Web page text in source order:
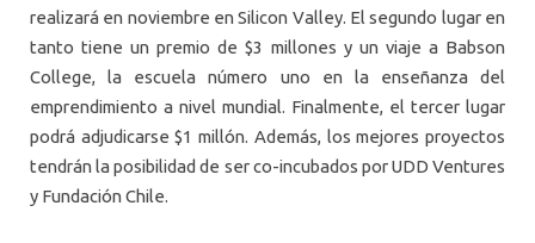
realizará en noviembre en Silicon Valley. El segundo lugar en
tanto tiene un premio de $3 millones y un viaje a Babson
College, la escuela número uno en la enseñanza del
emprendimiento a nivel mundial. Finalmente, el tercer lugar
podrá adjudicarse $1 millón. Además, los mejores proyectos
tendrán la posibilidad de ser co-incubados por UDD Ventures
y Fundación Chile.